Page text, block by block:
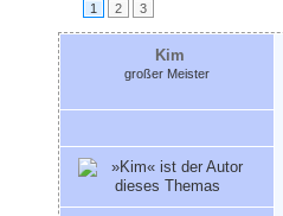
1 2 3
Kim
großer Meister